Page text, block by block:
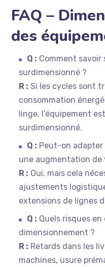
FAQ –
des
Q : Comment savoir
surdimensionné ?
R : Si les cycles sont
consommation
linge, l’équipement
surdimensionné.
Q : Peut-on
une augmentation de
R : Oui, mais cela
ajustements
extensions de lignes
Q : Quels risques
dimensionnement ?
R : Retards dans les
machines, usure